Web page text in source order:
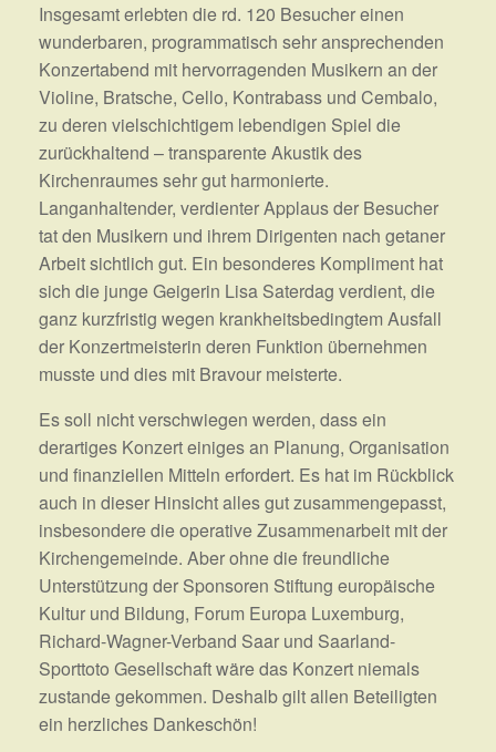
Insgesamt erlebten die rd. 120 Besucher einen
wunderbaren, programmatisch sehr ansprechenden
Konzertabend mit hervorragenden Musikern an der
Violine, Bratsche, Cello, Kontrabass und Cembalo,
zu deren vielschichtigem lebendigen Spiel die
zurückhaltend – transparente Akustik des
Kirchenraumes sehr gut harmonierte.
Langanhaltender, verdienter Applaus der Besucher
tat den Musikern und ihrem Dirigenten nach getaner
Arbeit sichtlich gut. Ein besonderes Kompliment hat
sich die junge Geigerin Lisa Saterdag verdient, die
ganz kurzfristig wegen krankheitsbedingtem Ausfall
der Konzertmeisterin deren Funktion übernehmen
musste und dies mit Bravour meisterte.
Es soll nicht verschwiegen werden, dass ein
derartiges Konzert einiges an Planung, Organisation
und finanziellen Mitteln erfordert. Es hat im Rückblick
auch in dieser Hinsicht alles gut zusammengepasst,
insbesondere die operative Zusammenarbeit mit der
Kirchengemeinde. Aber ohne die freundliche
Unterstützung der Sponsoren Stiftung europäische
Kultur und Bildung, Forum Europa Luxemburg,
Richard-Wagner-Verband Saar und Saarland-
Sporttoto Gesellschaft wäre das Konzert niemals
zustande gekommen. Deshalb gilt allen Beteiligten
ein herzliches Dankeschön!